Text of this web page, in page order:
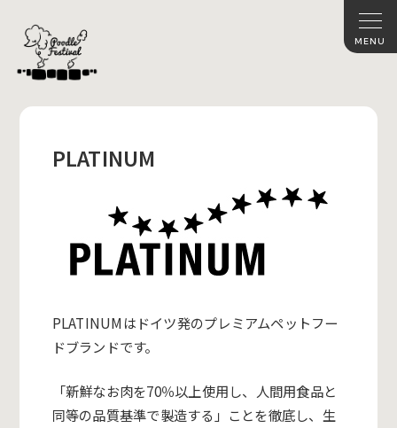
PLATINUM
PLATINUMはドイツ発のプレミアムペットフー
ドブランドです。
「新鮮なお肉を70％以上使用し、
人間用食品と
同等の品質基準で製造する」ことを徹底し、 生